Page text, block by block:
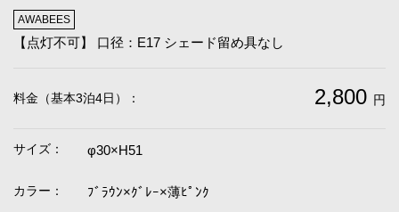
AWABEES
【点灯不可】 口径：E17 シェード留め具なし
料金（基本3泊4日）： 2,800 円
サイズ： φ30×H51
カラー： ﾌﾞﾗｳﾝ×ｸﾞﾚｰ×薄ﾋﾟﾝｸ